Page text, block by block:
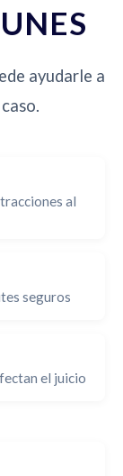
ayudarle a
al
seguros
el juicio